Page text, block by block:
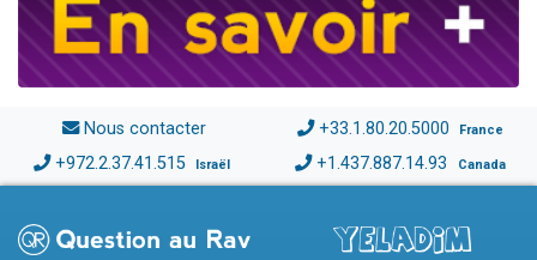
Nous contacter +33.1.80.20.5000 France
+972.2.37.41.515 Israël +1.437.887.14.93 Canada